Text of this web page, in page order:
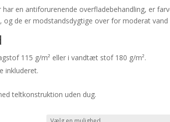
har en antiforurenende overfladebehandling, er
og de er modstandsdygtige over for moderat vand
115 g/m² eller i vandtæt stof 180 g/m².
inkluderet.
teltkonstruktion uden dug.